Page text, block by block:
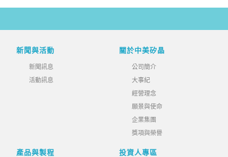
新聞與活動
新聞訊息
活動訊息
關於中美矽晶
公司簡介
大事紀
經營理念
願景與使命
企業集團
獎項與榮譽
產品與製程 投資人專區